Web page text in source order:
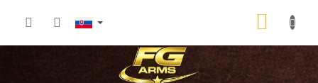
KOŠÍK